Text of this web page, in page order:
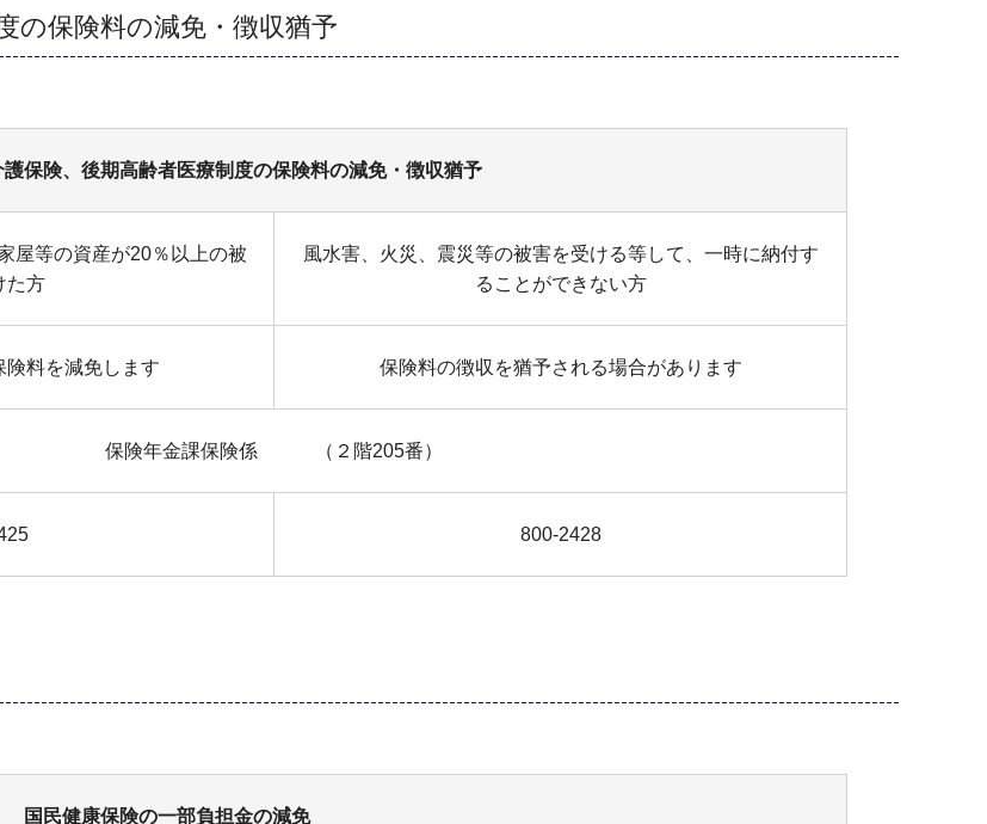
の保険料の減免・徴収猶予
護保険、後期高齢者医療制度の保険料の減免・徴収猶予
屋等の資産が20％以上の被
た方
風水害、火災、震災等の被害を受ける等して、一時に納付す
ることができない方
料を減免します 保険料の徴収を猶予される場合があります
保険年金課保険係 （２階205番）
800-2428
国民健康保険の一部負担金の減免